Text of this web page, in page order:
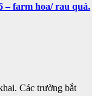
– farm hoa/ rau quả.
Các trường bắt